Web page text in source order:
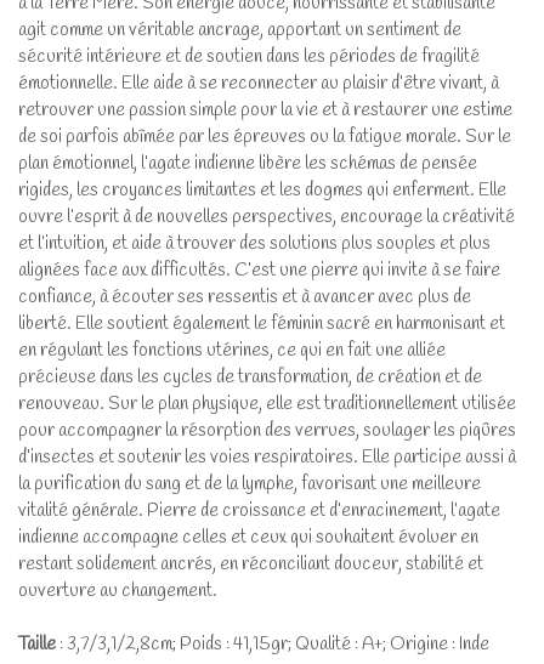
agit comme un véritable ancrage, apportant un sentiment de
sécurité intérieure et de soutien dans les périodes de fragilité
émotionnelle. Elle aide à se reconnecter au plaisir d’être vivant, à
retrouver une passion simple pour la vie et à restaurer une estime
de soi parfois abîmée par les épreuves ou la fatigue morale. Sur le
plan émotionnel, l’agate indienne libère les schémas de pensée
rigides, les croyances limitantes et les dogmes qui enferment. Elle
ouvre l’esprit à de nouvelles perspectives, encourage la créativité
et l’intuition, et aide à trouver des solutions plus souples et plus
alignées face aux difficultés. C’est une pierre qui invite à se faire
confiance, à écouter ses ressentis et à avancer avec plus de
liberté. Elle soutient également le féminin sacré en harmonisant et
en régulant les fonctions utérines, ce qui en fait une alliée
précieuse dans les cycles de transformation, de création et de
renouveau. Sur le plan physique, elle est traditionnellement utilisée
pour accompagner la résorption des verrues, soulager les piqûres
d’insectes et soutenir les voies respiratoires. Elle participe aussi à
la purification du sang et de la lymphe, favorisant une meilleure
vitalité générale. Pierre de croissance et d’enracinement, l’agate
indienne accompagne celles et ceux qui souhaitent évoluer en
restant solidement ancrés, en réconciliant douceur, stabilité et
ouverture au changement.
Taille : 3,7/3,1/2,8cm; Poids : 41,15gr; Qualité : A+; Origine : Inde